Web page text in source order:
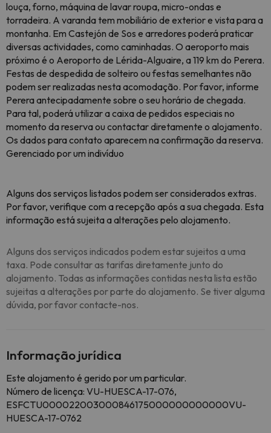
louça, forno, máquina de lavar roupa, micro-ondas e
torradeira. A varanda tem mobiliário de exterior e vista para a
montanha. Em Castejón de Sos e arredores poderá praticar
diversas actividades, como caminhadas. O aeroporto mais
próximo é o Aeroporto de Lérida-Alguaire, a 119 km do Perera.
Festas de despedida de solteiro ou festas semelhantes não
podem ser realizadas nesta acomodação. Por favor, informe
Perera antecipadamente sobre o seu horário de chegada.
Para tal, poderá utilizar a caixa de pedidos especiais no
momento da reserva ou contactar diretamente o alojamento.
Os dados para contato aparecem na confirmação da reserva.
Gerenciado por um indivíduo
Alguns dos serviços listados podem ser considerados extras.
Por favor, verifique com a recepção após a sua chegada. Esta
informação está sujeita a alterações pelo alojamento.
Alguns dos serviços indicados podem estar sujeitos a uma
taxa. Pode consultar as tarifas diretamente junto do
alojamento. Todas as informações contidas nesta lista estão
sujeitas a alterações por parte do alojamento. Se tiver alguma
dúvida, por favor contacte-nos.
Informação jurídica
Este alojamento é gerido por um particular.
Número de licença: VU-HUESCA-17-076,
ESFCTU000022003000846175000000000000VU-
HUESCA-17-0762